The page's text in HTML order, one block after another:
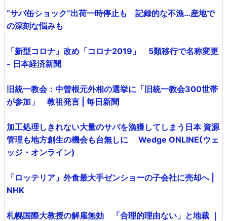
“サバ缶ショック”出荷一時停止も 記録的な不漁…産地で
の深刻な悩みも
「新型コロナ」改め「コロナ2019」 5類移行で名称変更
- 日本経済新聞
旧統一教会：中曽根元外相の選挙に「旧統一教会300世帯
が参加」 教祖発言 | 毎日新聞
加工処理しきれない大量のサバを漁獲してしまう日本 資源
管理も地方創生の機会も台無しに Wedge ONLINE(ウェ
ッジ・オンライン)
「ロッテリア」外食最大手ゼンショーの子会社に売却へ |
NHK
札幌国際大教授の解雇無効 「合理的理由ない」と地裁 ｜